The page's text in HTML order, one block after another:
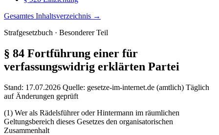
Gesamtes Inhaltsverzeichnis →
Strafgesetzbuch · Besonderer Teil
§ 84 Fortführung einer für
verfassungswidrig erklärten Partei
Stand: 17.07.2026 Quelle: gesetze-im-internet.de (amtlich) Täglich
auf Änderungen geprüft
(1) Wer als Rädelsführer oder Hintermann im räumlichen
Geltungsbereich dieses Gesetzes den organisatorischen
Zusammenhalt